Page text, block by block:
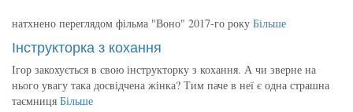
натхнено переглядом фільма "Воно" 2017-го року Більше
Інструкторка з кохання
Ігор закохується в свою інструкторку з кохання. А чи зверне на
нього увагу така досвідчена жінка? Тим паче в неї є одна страшна
таємниця Більше